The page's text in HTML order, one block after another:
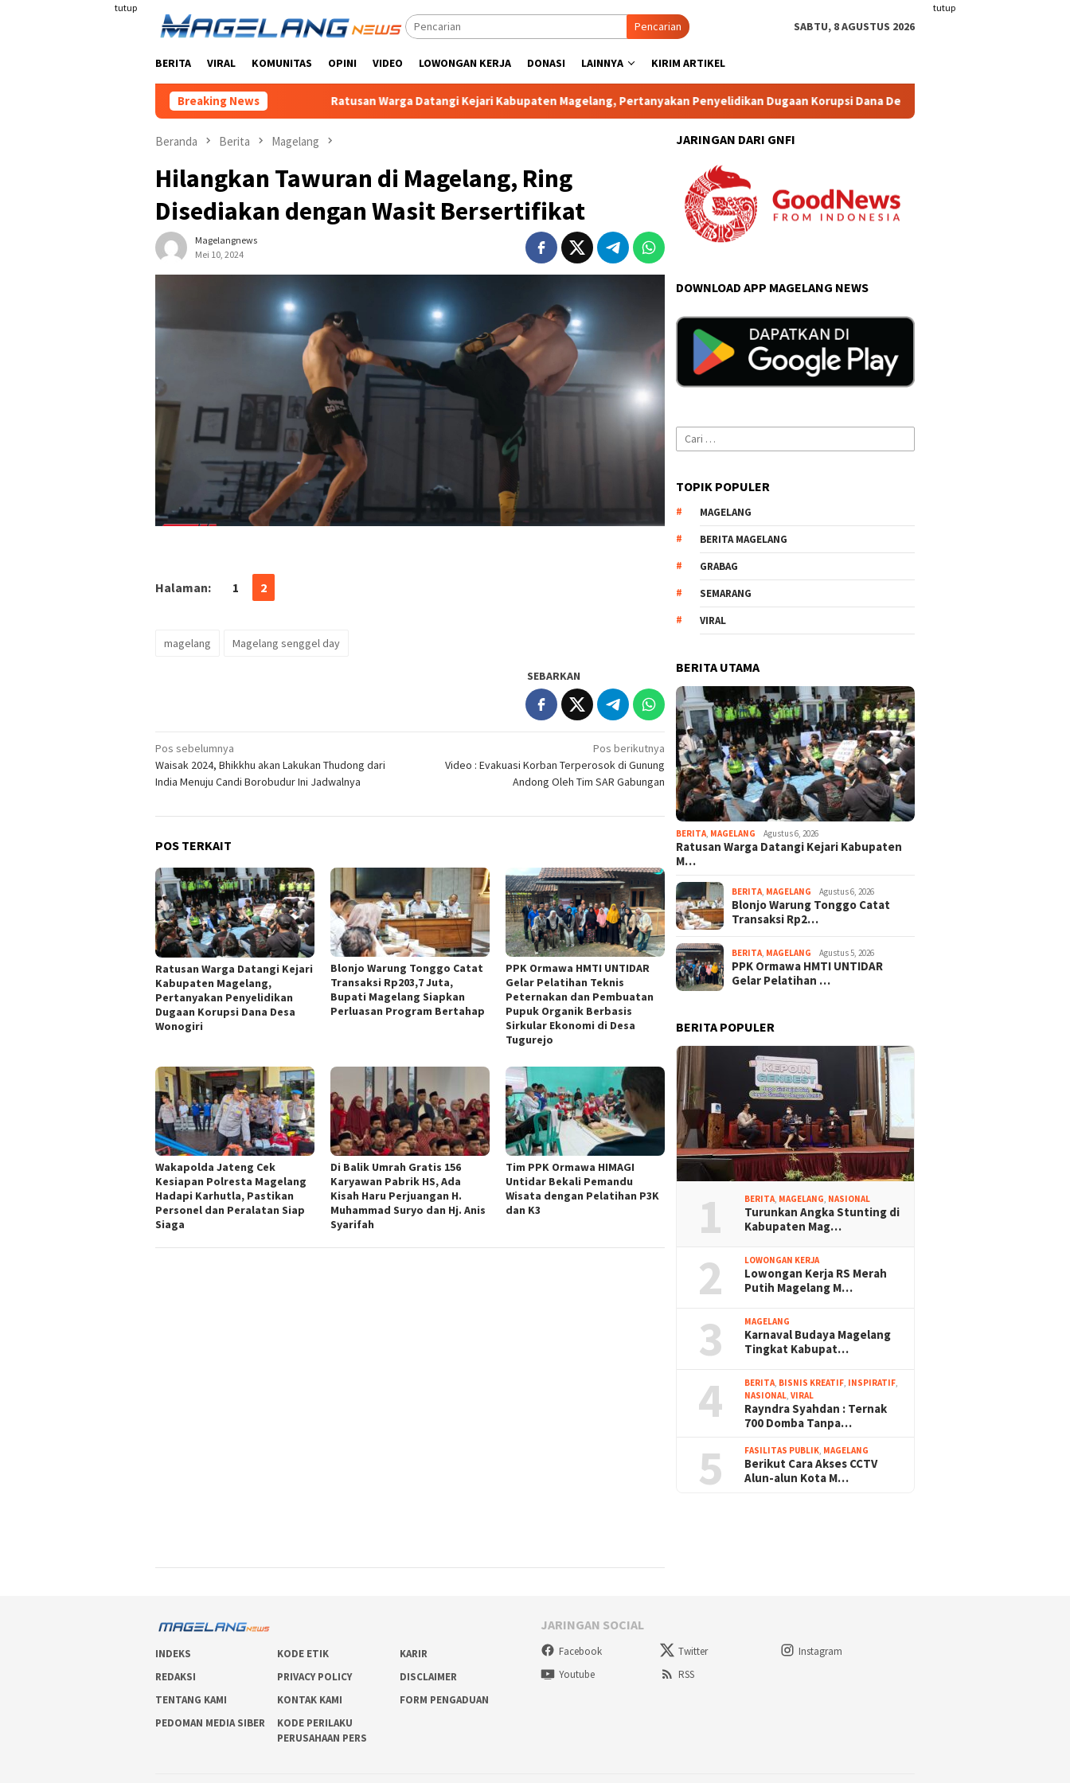
tutup tutup
Pencarian SABTU, 8 AGUSTUS 2026
BERITA VIRAL KOMUNITAS OPINI VIDEO LOWONGAN KERJA DONASI LAINNYA KIRIM ARTIKEL
Breaking NewsRatusan Warga Datangi Kejari Kabupaten Magelang, Pertanyakan Penyelidikan Dugaan Korupsi Dana Desa Wonogiri
Beranda Berita Magelang
Hilangkan Tawuran di Magelang, Ring
Disediakan dengan Wasit Bersertifikat
Magelangnews
Mei 10, 2024
Halaman: 1 2
magelang Magelang senggel day
SEBARKAN
Navigasi
pos
Pos sebelumnya
Waisak 2024, Bhikkhu akan Lakukan Thudong dari
India Menuju Candi Borobudur Ini Jadwalnya
Pos berikutnya
Video : Evakuasi Korban Terperosok di Gunung
Andong Oleh Tim SAR Gabungan
POS TERKAIT
Ratusan Warga Datangi Kejari
Kabupaten Magelang,
Pertanyakan Penyelidikan
Dugaan Korupsi Dana Desa
Wonogiri
Blonjo Warung Tonggo Catat
Transaksi Rp203,7 Juta,
Bupati Magelang Siapkan
Perluasan Program Bertahap
PPK Ormawa HMTI UNTIDAR
Gelar Pelatihan Teknis
Peternakan dan Pembuatan
Pupuk Organik Berbasis
Sirkular Ekonomi di Desa
Tugurejo
Wakapolda Jateng Cek
Kesiapan Polresta Magelang
Hadapi Karhutla, Pastikan
Personel dan Peralatan Siap
Siaga
Di Balik Umrah Gratis 156
Karyawan Pabrik HS, Ada
Kisah Haru Perjuangan H.
Muhammad Suryo dan Hj. Anis
Syarifah
Tim PPK Ormawa HIMAGI
Untidar Bekali Pemandu
Wisata dengan Pelatihan P3K
dan K3
JARINGAN DARI GNFI
DOWNLOAD APP MAGELANG NEWS
Cari
untuk:
TOPIK POPULER
MAGELANG
BERITA MAGELANG
GRABAG
SEMARANG
VIRAL
BERITA UTAMA
BERITA, MAGELANG Agustus 6, 2026
Ratusan Warga Datangi Kejari Kabupaten
M…
BERITA, MAGELANG Agustus 6, 2026
Blonjo Warung Tonggo Catat
Transaksi Rp2…
BERITA, MAGELANG Agustus 5, 2026
PPK Ormawa HMTI UNTIDAR
Gelar Pelatihan …
BERITA POPULER
1 BERITA, MAGELANG, NASIONAL
Turunkan Angka Stunting di
Kabupaten Mag…
2 LOWONGAN KERJA
Lowongan Kerja RS Merah
Putih Magelang M…
3 MAGELANG
Karnaval Budaya Magelang
Tingkat Kabupat…
4 BERITA, BISNIS KREATIF, INSPIRATIF,
NASIONAL,VIRAL
Rayndra Syahdan : Ternak
700 Domba Tanpa…
5 FASILITAS PUBLIK, MAGELANG
Berikut Cara Akses CCTV
Alun-alun Kota M…
INDEKS KODE ETIK
KARIR
REDAKSI
PRIVACY POLICY
DISCLAIMER
TENTANG KAMI
KONTAK KAMI
FORM PENGADUAN
PEDOMAN MEDIA SIBER
KODE PERILAKU
PERUSAHAAN PERS
JARINGAN SOCIAL
Facebook Twitter
Instagram
Youtube
RSS